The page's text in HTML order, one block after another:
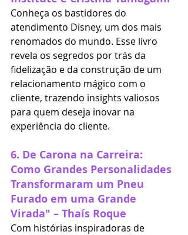
Conheça os bastidores do
atendimento Disney, um dos mais
renomados do mundo. Esse livro
revela os segredos por trás da
fidelização e da construção de um
relacionamento mágico com o
cliente, trazendo insights valiosos
para quem deseja inovar na
experiência do cliente.
6. De Carona na Carreira:
Como Grandes Personalidades
Transformaram um Pneu
Furado em uma Grande
Virada" – Thaís Roque
Com histórias inspiradoras de